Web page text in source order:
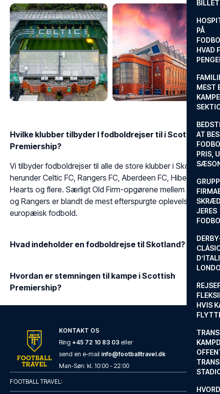
PÅ
HVAD
MEST
AT
PRIS,
JERES
HVIS
Hvilke klubber tilbyder I fodboldrejser til i Scottish
Premiership?
Vi tilbyder fodboldrejser til alle de store klubber i Skotland,
herunder Celtic FC, Rangers FC, Aberdeen FC, Hibernian,
Hearts og flere. Særligt Old Firm-opgørene mellem Celtic
og Rangers er blandt de mest efterspurgte oplevelser i
europæisk fodbold.
Hvad indeholder en fodboldrejse til Skotland?
Hvordan er stemningen til kampe i Scottish
Premiership?
KONTAKT OS
Ring +45 72 10 83 03 eller
send en e-mail info@footballtravel.dk
Man-Søn: kl. 10:00 - 22:00
FOOTBALL TRAVEL: